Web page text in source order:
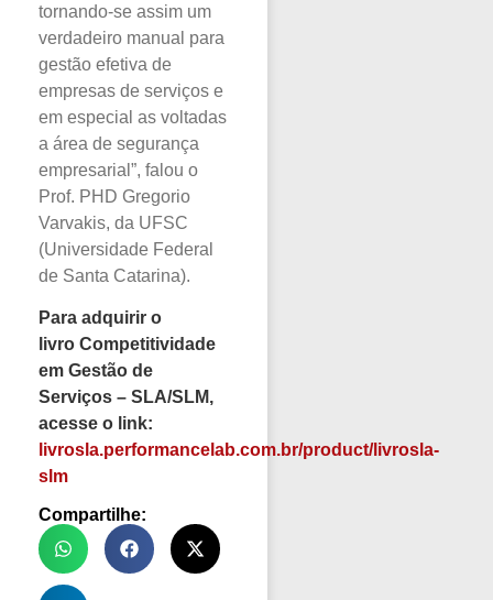
tornando-se assim um
verdadeiro manual para
gestão efetiva de
empresas de serviços e
em especial as voltadas
a área de segurança
empresarial”, falou o
Prof. PHD Gregorio
Varvakis, da UFSC
(Universidade Federal
de Santa Catarina).
Para adquirir o
livro Competitividade
em Gestão de
Serviços – SLA/SLM,
acesse o link:
livrosla.performancelab.com.br/product/livrosla-
slm
Compartilhe: